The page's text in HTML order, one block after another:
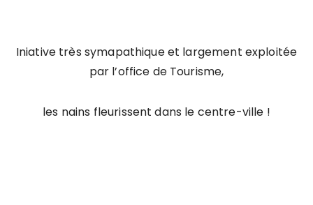
Iniative très symapathique et largement exploitée
par l’office de Tourisme,
les nains fleurissent dans le centre-ville !